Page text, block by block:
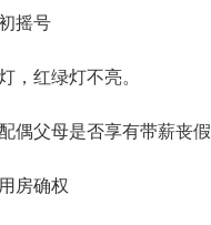
摇号
，红绿灯不亮。
偶父母是否享有带薪丧假
房确权